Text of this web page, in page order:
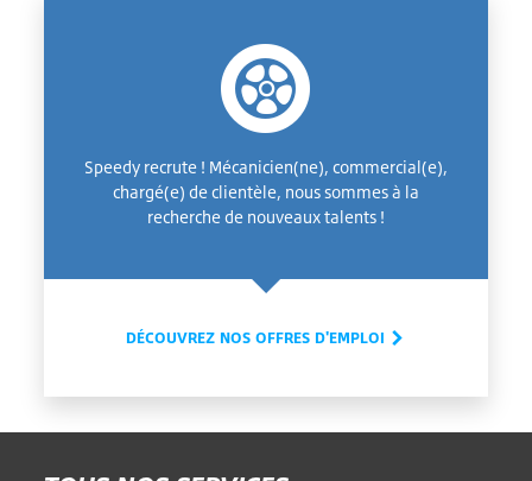
Speedy recrute ! Mécanicien(ne), commercial(e),
chargé(e) de clientèle, nous sommes à la
recherche de nouveaux talents !
DÉCOUVREZ NOS OFFRES D'EMPLOI